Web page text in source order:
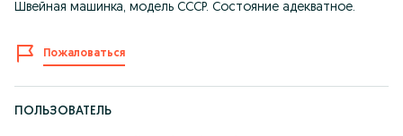
Швейная машинка, модель СССР. Состояние адекватное.
Пожаловаться
ПОЛЬЗОВАТЕЛЬ